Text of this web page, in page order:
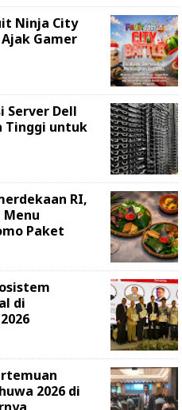
Ninja City
Gamer
Server Dell
Tinggi untuk
RI,
Menu
Paket
di
2026 di